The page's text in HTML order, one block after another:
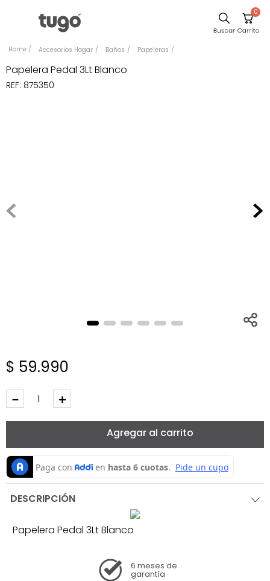
0
Accesorios Hogar Baños Papeleras
Papelera Pedal 3Lt Blanco
REF: 875350
$ 59.990
＋
－
Agregar al carrito
DESCRIPCIÓN
Papelera Pedal 3Lt Blanco
6 meses de
garantía
Comedor
Escritorio